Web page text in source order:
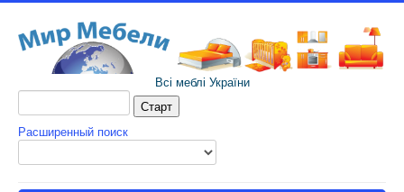
Всі меблі України
Расширенный поиск